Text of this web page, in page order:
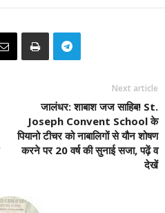
Next article
जालंधर: शाबाश जज साहिब! St.
Joseph Convent School के
पियानो टीचर को नाबालिगों से यौन शोषण
करने पर 20 वर्ष की सुनाई सजा, पढ़ें व
देखें